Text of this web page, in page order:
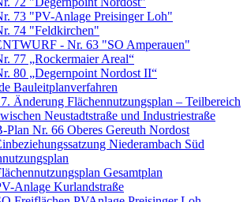
73 "PV-Anlage Preisinger Loh"
74 "Feldkirchen"
- Nr. 63 "SO Amperauen"
77 „Rockermaier Areal“
80 „Degernpoint Nordost II“
Bauleitplanverfahren
Änderung Flächennutzungsplan – Teilbereich
Neustadtstraße und Industriestraße
Plan Nr. 66 Oberes Gereuth Nordost
Niederambach Süd
Gesamtplan
Anlage Kurlandstraße